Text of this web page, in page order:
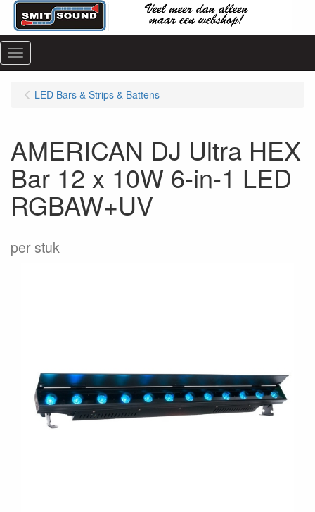
Menu
LED Bars & Strips & Battens
AMERICAN DJ Ultra HEX
Bar 12 x 10W 6-in-1 LED
RGBAW+UV
per stuk